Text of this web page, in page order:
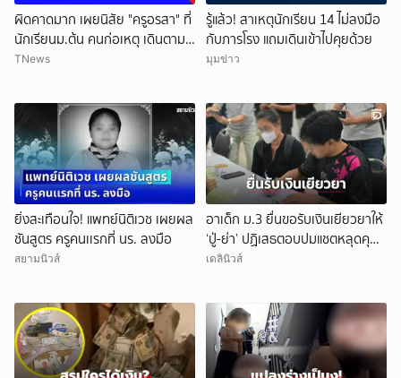
ผิดคาดมาก เผยนิสัย "ครูอรสา" ที่
นักเรียนม.ต้น คนก่อเหตุ เดินตาม
หา
TNews
รู้แล้ว! สาเหตุนักเรียน 14 ไม่ลงมือ
กับภารโรง แถมเดินเข้าไปคุยด้วย
มุมข่าว
ยิ่งสะเทือนใจ! แพทย์นิติเวช เผยผล
ชันสูตร ครูคนเเรกที่ นร. ลงมือ
สยามนิวส์
อาเด็ก ม.3 ยื่นขอรับเงินเยียวยาให้
‘ปู่-ย่า’ ปฏิเสธตอบปมแชตหลุดคุย
แม่ ‘ถูกกลั่นแกล้ง’
เดลินิวส์
ยกเลิก